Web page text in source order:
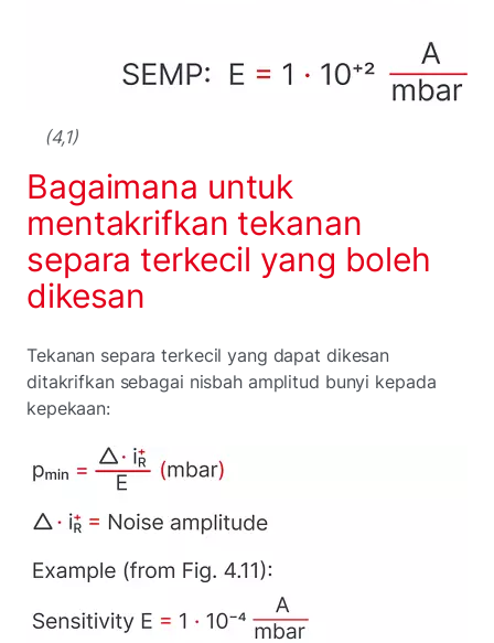
(4,1)
Bagaimana untuk
mentakrifkan tekanan
separa terkecil yang boleh
dikesan
Tekanan separa terkecil yang dapat dikesan
ditakrifkan sebagai nisbah amplitud bunyi kepada
kepekaan: